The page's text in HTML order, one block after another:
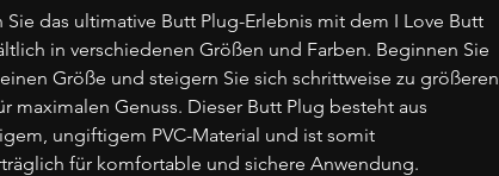
Sie das ultimative Butt Plug-Erlebnis mit dem I Love Butt
in verschiedenen Größen und Farben. Beginnen Sie
Größe und steigern Sie sich schrittweise zu größeren
maximalen Genuss. Dieser Butt Plug besteht aus
ungiftigem PVC-Material und ist somit
für komfortable und sichere Anwendung.